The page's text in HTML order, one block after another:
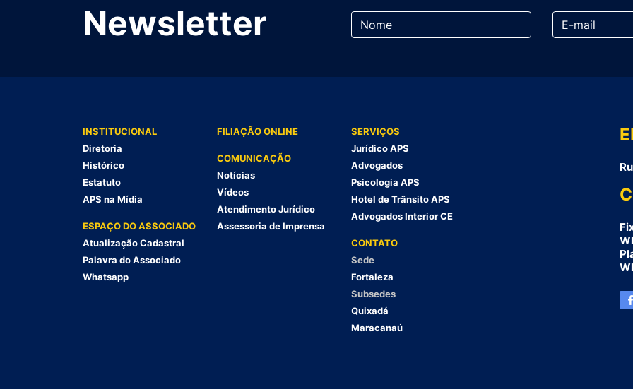
Newsletter
INSTITUCIONAL
Diretoria
Histórico
Estatuto
APS na Mídia
ESPAÇO DO ASSOCIADO
Atualização Cadastral
Palavra do Associado
Whatsapp
FILIAÇÃO ONLINE
COMUNICAÇÃO
Notícias
Vídeos
Atendimento Jurídico
Assessoria de Imprensa
SERVIÇOS
Jurídico APS
Advogados
Psicologia APS
Hotel de Trânsito APS
Advogados Interior CE
CONTATO
Sede
Fortaleza
Subsedes
Quixadá
Maracanaú